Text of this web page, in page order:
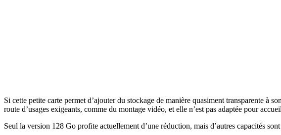
Si cette petite carte permet d’ajouter du stockage de manière quasiment transparente
route d’usages exigeants, comme du montage vidéo, et elle n’est pas adaptée pour
Seul la version 128 Go profite actuellement d’une réduction, mais d’autres capacités